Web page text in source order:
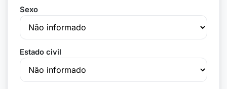
Sexo
Estado civil